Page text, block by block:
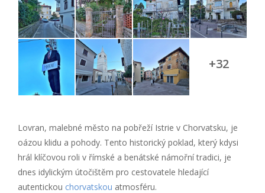
+32
Lovran, malebné město na pobřeží Istrie v Chorvatsku, je
oázou klidu a pohody. Tento historický poklad, který kdysi
hrál klíčovou roli v římské a benátské námořní tradici, je
dnes idylickým útočištěm pro cestovatele hledající
autentickou chorvatskou atmosféru.